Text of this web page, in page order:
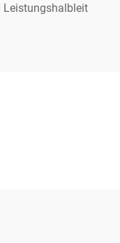
Leistungshalbleit